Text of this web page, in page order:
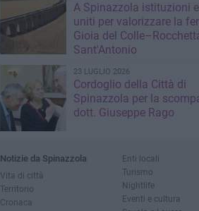
A Spinazzola istituzioni
uniti per valorizzare la
Gioia del
Sant'Antonio
23 LUGLIO 2026
Cordoglio della Città di
Spinazzola per la
dott. Giuseppe Rago
Notizie da Spinazzola
Vita di città
Territorio
Cronaca
Enti locali
Turismo
Nightlife
Eventi e cultura